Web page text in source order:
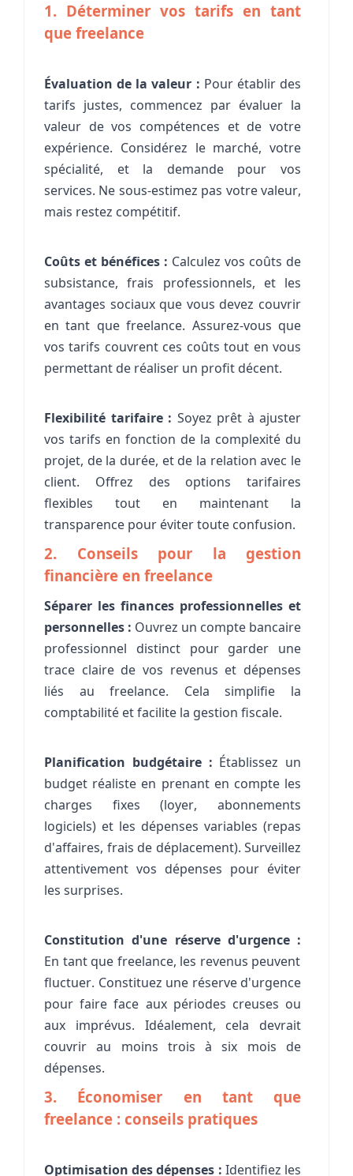
1. Déterminer vos tarifs en tant
que freelance
Évaluation de la valeur : Pour établir des
tarifs justes, commencez par évaluer la
valeur de vos compétences et de votre
expérience. Considérez le marché, votre
spécialité, et la demande pour vos
services. Ne sous-estimez pas votre valeur,
mais restez compétitif.
Coûts et bénéfices : Calculez vos coûts de
subsistance, frais professionnels, et les
avantages sociaux que vous devez couvrir
en tant que freelance. Assurez-vous que
vos tarifs couvrent ces coûts tout en vous
permettant de réaliser un profit décent.
Flexibilité tarifaire : Soyez prêt à ajuster
vos tarifs en fonction de la complexité du
projet, de la durée, et de la relation avec le
client. Offrez des options tarifaires
flexibles tout en maintenant la
transparence pour éviter toute confusion.
2. Conseils pour la gestion
financière en freelance
Séparer les finances professionnelles et
personnelles : Ouvrez un compte bancaire
professionnel distinct pour garder une
trace claire de vos revenus et dépenses
liés au freelance. Cela simplifie la
comptabilité et facilite la gestion fiscale.
Planification budgétaire : Établissez un
budget réaliste en prenant en compte les
charges fixes (loyer, abonnements
logiciels) et les dépenses variables (repas
d'affaires, frais de déplacement). Surveillez
attentivement vos dépenses pour éviter
les surprises.
Constitution d'une réserve d'urgence :
En tant que freelance, les revenus peuvent
fluctuer. Constituez une réserve d'urgence
pour faire face aux périodes creuses ou
aux imprévus. Idéalement, cela devrait
couvrir au moins trois à six mois de
dépenses.
3. Économiser en tant que
freelance : conseils pratiques
Optimisation des dépenses : Identifiez les